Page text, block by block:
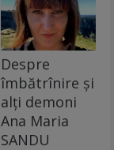
Despre
îmbătrînire și
alți demoni
Ana Maria
SANDU